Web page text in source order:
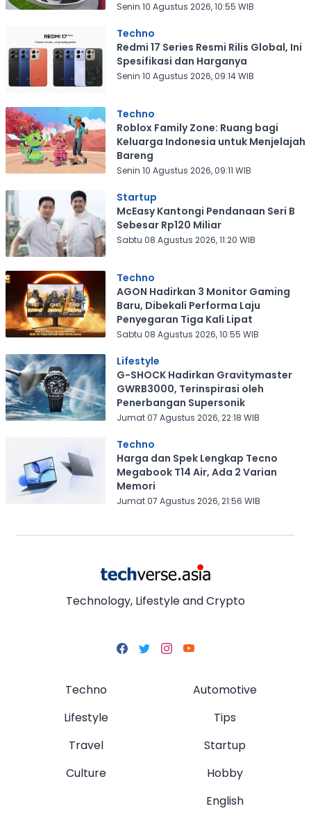
Senin 10 Agustus 2026, 10:55 WIB
Techno
Redmi 17 Series Resmi Rilis Global, Ini
Spesifikasi dan Harganya
Senin 10 Agustus 2026, 09:14 WIB
Techno
Roblox Family Zone: Ruang bagi
Keluarga Indonesia untuk Menjelajah
Bareng
Senin 10 Agustus 2026, 09:11 WIB
Startup
McEasy Kantongi Pendanaan Seri B
Sebesar Rp120 Miliar
Sabtu 08 Agustus 2026, 11:20 WIB
Techno
AGON Hadirkan 3 Monitor Gaming
Baru, Dibekali Performa Laju
Penyegaran Tiga Kali Lipat
Sabtu 08 Agustus 2026, 10:55 WIB
Lifestyle
G-SHOCK Hadirkan Gravitymaster
GWRB3000, Terinspirasi oleh
Penerbangan Supersonik
Jumat 07 Agustus 2026, 22:18 WIB
Techno
Harga dan Spek Lengkap Tecno
Megabook T14 Air, Ada 2 Varian
Memori
Jumat 07 Agustus 2026, 21:56 WIB
Technology, Lifestyle and Crypto
Techno
Lifestyle
Travel
Culture
Automotive
Tips
Startup
Hobby
English